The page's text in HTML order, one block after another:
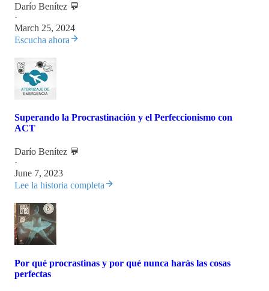
Darío Benítez 💬
·
March 25, 2024
Escucha ahora
Superando la Procrastinación y el Perfeccionismo con
ACT
Darío Benítez 💬
·
June 7, 2023
Lee la historia completa
Por qué procrastinas y por qué nunca harás las cosas
perfectas